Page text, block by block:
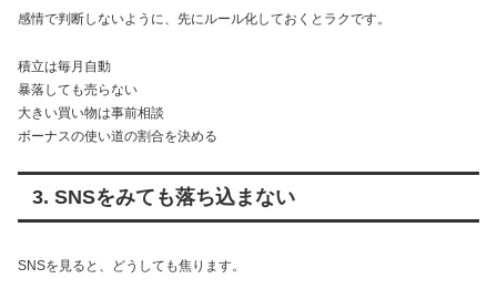
感情で判断しないように、先にルール化しておくとラクです。
積立は毎月自動
暴落しても売らない
大きい買い物は事前相談
ボーナスの使い道の割合を決める
3. SNSをみても落ち込まない
SNSを見ると、どうしても焦ります。